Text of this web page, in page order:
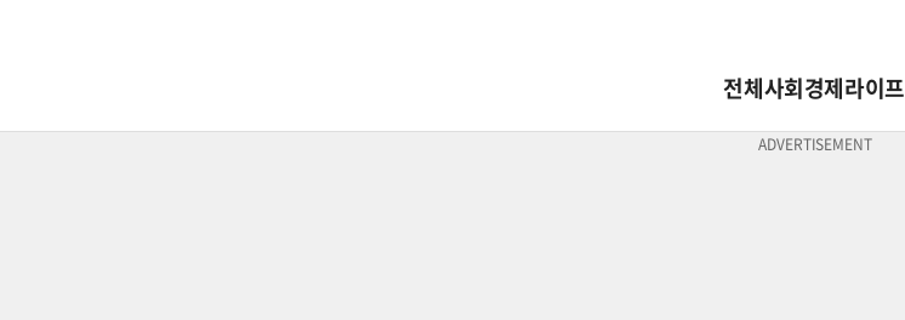
전체사회경제라이프